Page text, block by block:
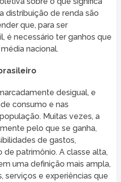
distribuição de renda são
que, para ser
é necessário ter ganhos que
nacional.
desigual, e
consumo e nas
Muitas vezes, a
pelo que se ganha,
de gastos,
patrimônio. A classe alta,
uma definição mais ampla,
serviços e experiências que